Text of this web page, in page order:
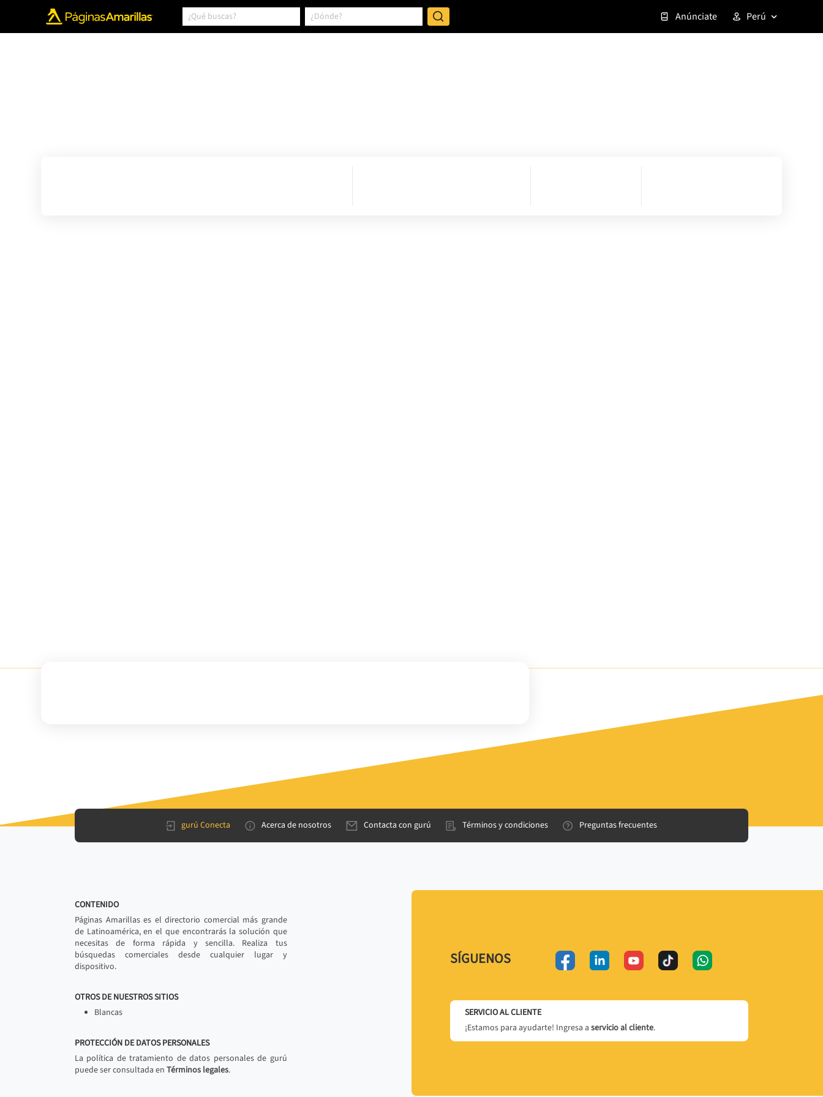
Anúnciate Perú
gurú Conecta Acerca de nosotros Contacta con gurú Términos y condiciones Preguntas frecuentes
CONTENIDO
Páginas Amarillas es el directorio comercial más grande
de Latinoamérica, en el que encontrarás la solución que
necesitas de forma rápida y sencilla. Realiza tus
búsquedas comerciales desde cualquier lugar y
dispositivo.
OTROS DE NUESTROS SITIOS
Blancas
PROTECCIÓN DE DATOS PERSONALES
La política de tratamiento de datos personales de gurú
puede ser consultada en Términos legales.
SÍGUENOS
SERVICIO AL CLIENTE
¡Estamos para ayudarte! Ingresa a servicio al cliente.